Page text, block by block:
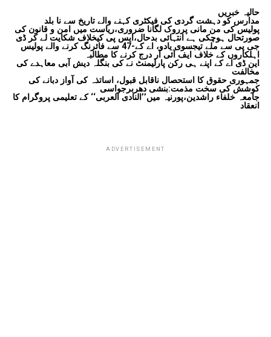
حالیہ خبریں
مدارس کو دہشت گردی کی فیکٹری کہنے والے تاریخ سے نا بلد
پولیس کی من مانی پرروک لگانا ضروری،ریاست میں امن و قانون کی
صورتحال ہوچکی ہے انتہائی بدحال،ایس پی کیخلاف شکایت لے کر ڈی
جی پی سے ملے تیجسوی یادو، اے کے-47 سے فائرنگ کرنے والے پولیس
اہلکاروں کے خلاف ایف آئی آر درج کرنے کا مطالبہ
این ڈی اے کے اپنے ہی رکن پارلیمنٹ نے کی بنگلہ دیش آبی معاہدے کی
مخالفت
جمہوری حقوق کا استحصال ناقابل قبول، اساتذہ کی آواز دبانے کی
کوشش کی سخت مذمت:بنشی دھربرجواسی
جامعہ خلفاء راشدین،پورنیہ میں’’النادی العربی‘‘ کے تعلیمی پروگرام کا
انعقاد
ADVERTISEMENT